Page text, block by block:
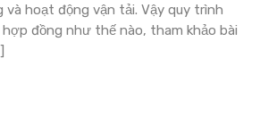
và hoạt động vận tải. Vậy quy trình
hợp đồng như thế nào, tham khảo bài